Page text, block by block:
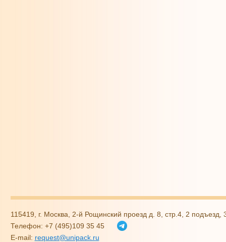
115419, г. Москва, 2-й Рощинский проезд д. 8, стр.4, 2
Телефон: +7 (495)109 35 45
E-mail: request@unipack.ru